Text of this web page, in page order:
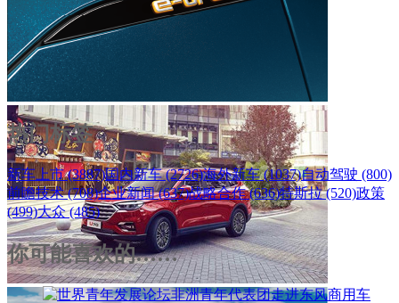
热门标签
新车上市 (3887)国内新车 (2726)海外新车 (1037)自动驾驶 (800)
前瞻技术 (708)企业新闻 (637)战略合作 (636)特斯拉 (520)政策
(499)大众 (485)
你可能喜欢的……